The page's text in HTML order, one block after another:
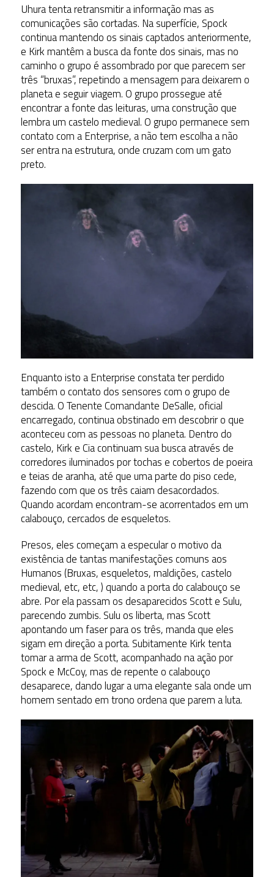
Uhura tenta retransmitir a informação mas as
comunicações são cortadas. Na superfície, Spock
continua mantendo os sinais captados anteriormente,
e Kirk mantêm a busca da fonte dos sinais, mas no
caminho o grupo é assombrado por que parecem ser
três “bruxas”, repetindo a mensagem para deixarem o
planeta e seguir viagem. O grupo prossegue até
encontrar a fonte das leituras, uma construção que
lembra um castelo medieval. O grupo permanece sem
contato com a Enterprise, a não tem escolha a não
ser entra na estrutura, onde cruzam com um gato
preto.
Enquanto isto a Enterprise constata ter perdido
também o contato dos sensores com o grupo de
descida. O Tenente Comandante DeSalle, oficial
encarregado, continua obstinado em descobrir o que
aconteceu com as pessoas no planeta. Dentro do
castelo, Kirk e Cia continuam sua busca através de
corredores iluminados por tochas e cobertos de poeira
e teias de aranha, até que uma parte do piso cede,
fazendo com que os três caiam desacordados.
Quando acordam encontram-se acorrentados em um
calabouço, cercados de esqueletos.
Presos, eles começam a especular o motivo da
existência de tantas manifestações comuns aos
Humanos (Bruxas, esqueletos, maldições, castelo
medieval, etc, etc, ) quando a porta do calabouço se
abre. Por ela passam os desaparecidos Scott e Sulu,
parecendo zumbis. Sulu os liberta, mas Scott
apontando um faser para os três, manda que eles
sigam em direção a porta. Subitamente Kirk tenta
tomar a arma de Scott, acompanhado na ação por
Spock e McCoy, mas de repente o calabouço
desaparece, dando lugar a uma elegante sala onde um
homem sentado em trono ordena que parem a luta.